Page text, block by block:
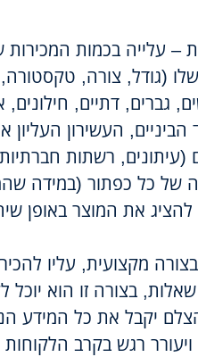
– עלייה בכמות
(גודל, צורה, טקסטורה,
גברים, דתיים,
העשירון העליון
(עיתונים, רשתות
כל כפתור (במידה
את המוצר באופן
מקצועית, עליו
בצורה זו הוא
יקבל את כל המידע
רגש בקרב הלקוחות